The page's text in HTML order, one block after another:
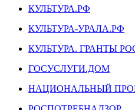
КУЛЬТУРА.РФ
КУЛЬТУРА-УРАЛА.РФ
КУЛЬТУРА. ГРАНТЫ
ГОСУСЛУГИ.ДОМ
НАЦИОНАЛЬНЫЙ